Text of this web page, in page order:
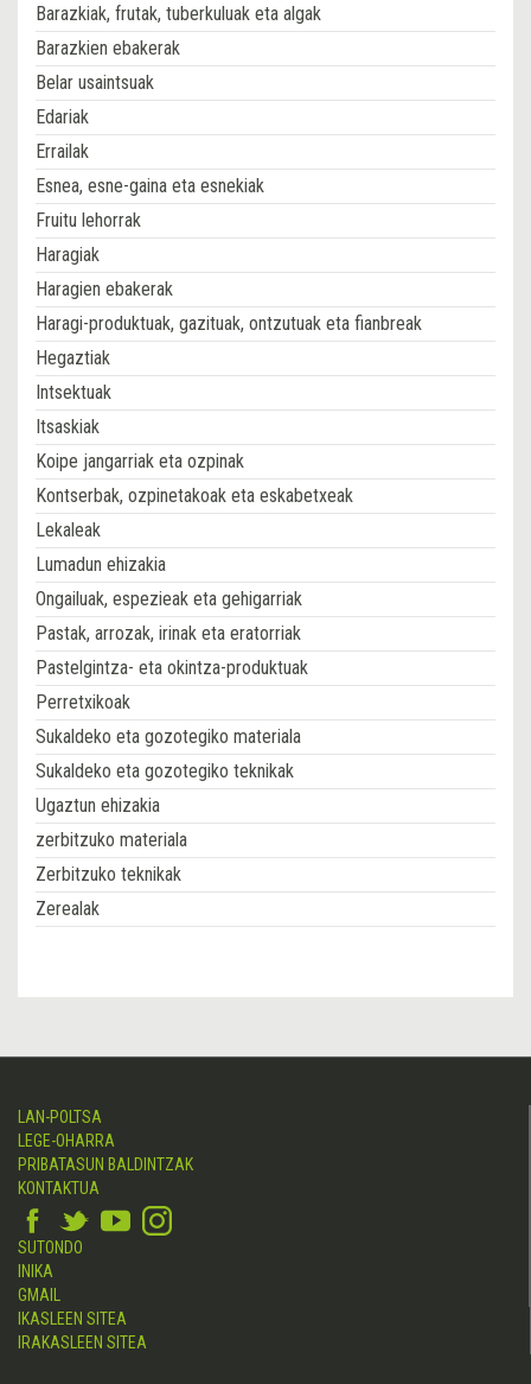
Barazkiak, frutak, tuberkuluak eta algak
Barazkien ebakerak
Belar usaintsuak
Edariak
Errailak
Esnea, esne-gaina eta esnekiak
Fruitu lehorrak
Haragiak
Haragien ebakerak
Haragi-produktuak, gazituak, ontzutuak eta fianbreak
Hegaztiak
Intsektuak
Itsaskiak
Koipe jangarriak eta ozpinak
Kontserbak, ozpinetakoak eta eskabetxeak
Lekaleak
Lumadun ehizakia
Ongailuak, espezieak eta gehigarriak
Pastak, arrozak, irinak eta eratorriak
Pastelgintza- eta okintza-produktuak
Perretxikoak
Sukaldeko eta gozotegiko materiala
Sukaldeko eta gozotegiko teknikak
Ugaztun ehizakia
zerbitzuko materiala
Zerbitzuko teknikak
Zerealak
LAN-POLTSA
LEGE-OHARRA
PRIBATASUN BALDINTZAK
KONTAKTUA
SUTONDO
INIKA
GMAIL
IKASLEEN SITEA
IRAKASLEEN SITEA